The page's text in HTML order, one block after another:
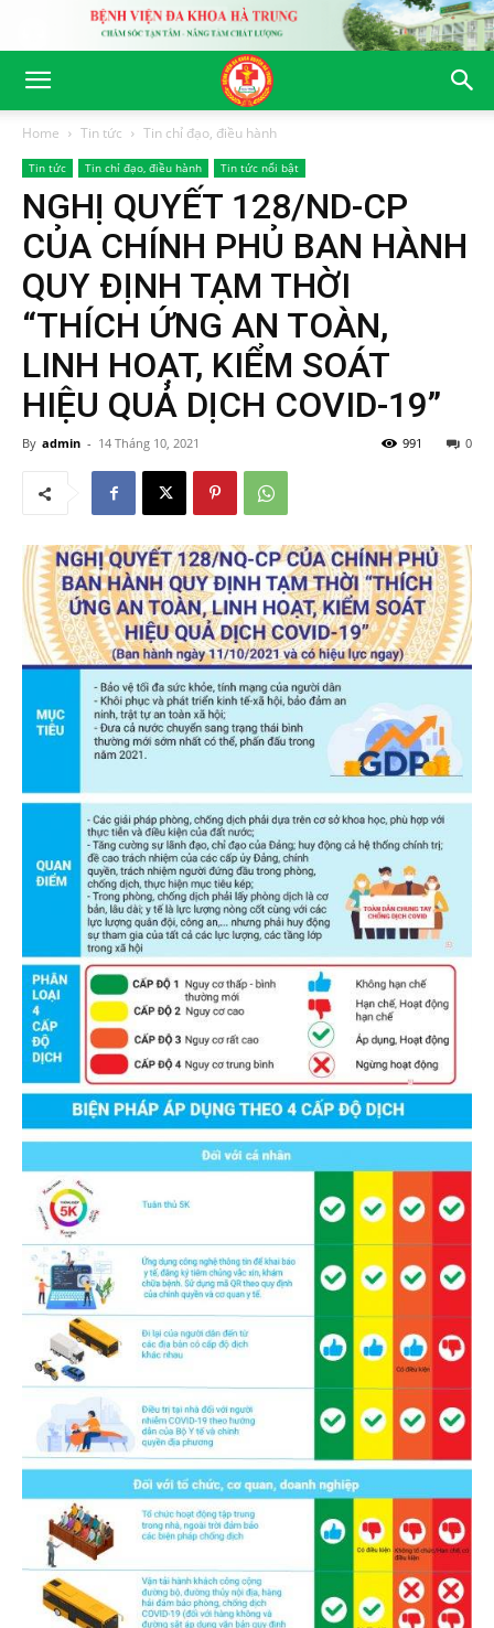
Home Tin tức Tin chỉ đạo, điều hành
Tin tức Tin chỉ đạo, điều hành Tin tức nổi bật
NGHỊ QUYẾT 128/ND-CP
CỦA CHÍNH PHỦ BAN HÀNH
QUY ĐỊNH TẠM THỜI
“THÍCH ỨNG AN TOÀN,
LINH HOẠT, KIỂM SOÁT
HIỆU QUẢ DỊCH COVID-19”
By admin - 14 Tháng 10, 2021 0
991